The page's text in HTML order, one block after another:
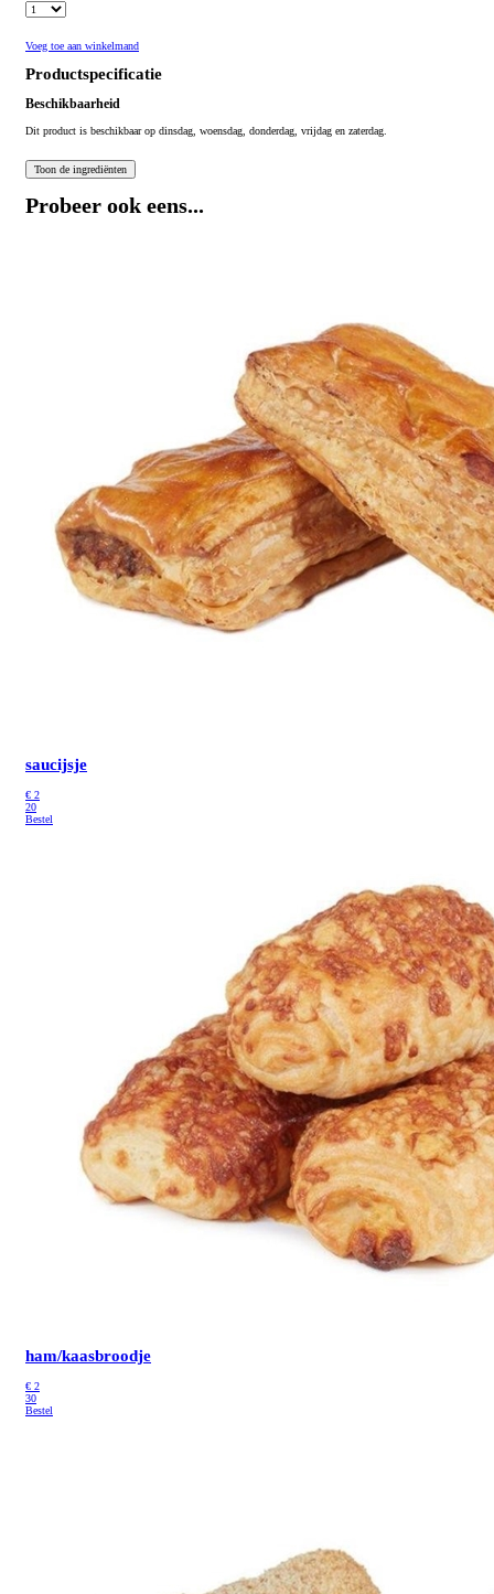
Voeg toe aan winkelmand
Productspecificatie
Beschikbaarheid
Dit product is beschikbaar op dinsdag, woensdag, donderdag, vrijdag en zaterdag.
Probeer ook eens...
saucijsje
€ 2
20
Bestel
ham/kaasbroodje
€ 2
30
Bestel